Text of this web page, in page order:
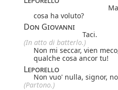
cosa ha voluto?
Don Giovanni
Taci.
(In atto di batterlo.)
Non mi seccar, vien
qualche cosa ancor tu!
Leporello
Non vuo' nulla, signor,
(Partono.)